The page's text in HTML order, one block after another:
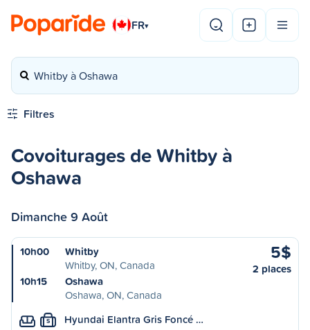
FR▾
Whitby à Oshawa
Filtres
Covoiturages de Whitby à
Oshawa
Dimanche 9 Août
10h00
Whitby
Whitby, ON, Canada
10h15
Oshawa
Oshawa, ON, Canada
5$
2 places
S Hyundai Elantra Gris Foncé …